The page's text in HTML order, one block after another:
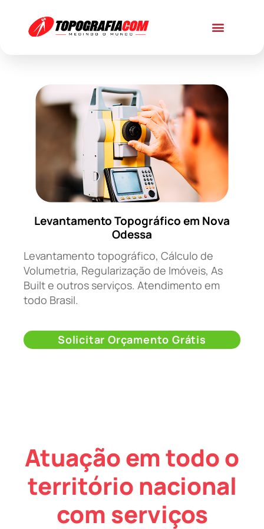
Levantamento Topográfico em Nova
Odessa
Levantamento topográfico, Cálculo de
Volumetria, Regularização de Imóveis, As
Built e outros serviços. Atendimento em
todo Brasil.
Solicitar Orçamento Grátis
Atuação em todo o
território nacional
com serviços